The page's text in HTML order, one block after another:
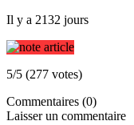
Il y a 2132 jours
5/5 (277 votes)
Commentaires (0)
Laisser un commentaire